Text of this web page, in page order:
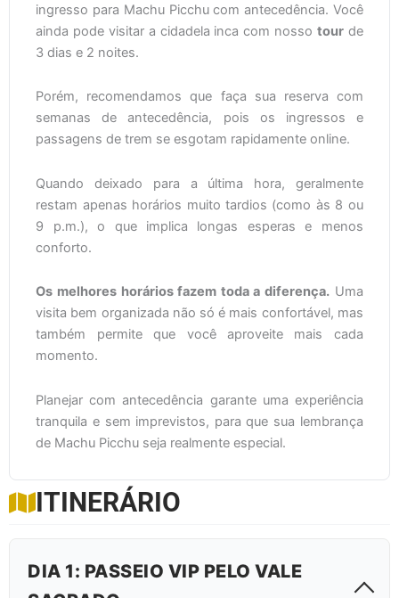
ingresso para Machu Picchu com antecedência. Você
ainda pode visitar a cidadela inca com nosso tourde
3 dias e 2 noites.
Porém, recomendamos que faça sua reserva com
semanas de antecedência, pois os ingressos e
passagens de trem se esgotam rapidamente online.
Quando deixado para a última hora, geralmente
restam apenas horários muito tardios (como às 8 ou
9 p.m.), o que implica longas esperas e menos
conforto.
Os melhores horários fazem toda a diferença. Uma
visita bem organizada não só é mais confortável, mas
também permite que você aproveite mais cada
momento.
Planejar com antecedência garante uma experiência
tranquila e sem imprevistos, para que sua lembrança
de Machu Picchu seja realmente especial.
ITINERÁRIO
DIA 1: PASSEIO VIP PELO VALE